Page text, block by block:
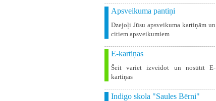
Apsveikuma pantiņi
Dzejoļi Jūsu apsveikuma kartiņām un
citiem apsveikumiem
E-kartiņas
Šeit variet izveidot un nosūtīt E-
kartiņas
Indigo skola "Saules Bērni"